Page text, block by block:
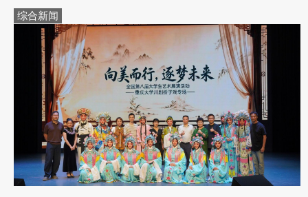
多地实地走访，深入了解国家在丝路文明传承、世界文化遗产保
护、西北地质生态治理等方面的建设成就与发展路径。
综合新闻